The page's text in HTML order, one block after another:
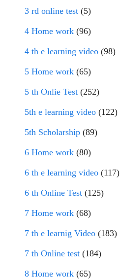
3 rd online test (5)
4 Home work (96)
4 th e learning video (98)
5 Home work (65)
5 th Onlie Test (252)
5th e learning video (122)
5th Scholarship (89)
6 Home work (80)
6 th e learning video (117)
6 th Online Test (125)
7 Home work (68)
7 th e learnig Video (183)
7 th Online test (184)
8 Home work (65)